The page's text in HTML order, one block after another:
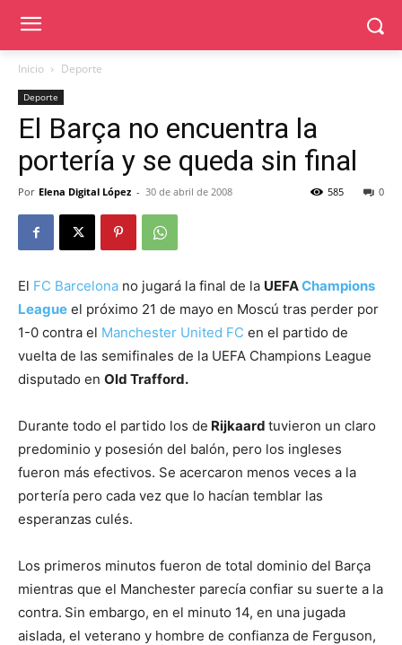
Inicio Deporte
Deporte
El Barça no encuentra la
portería y se queda sin final
Por Elena Digital López - 30 de abril de 2008 0
585
El FC Barcelona no jugará la final de la UEFAChampions
League el próximo 21 de mayo en Moscú tras perder por
1-0 contra el Manchester United FC en el partido de
vuelta de las semifinales de la UEFA Champions League
disputado en Old Trafford.
Durante todo el partido los de Rijkaard tuvieron un claro
predominio y posesión del balón, pero los ingleses
fueron más efectivos. Se acercaron menos veces a la
portería pero cada vez que lo hacían temblar las
esperanzas culés.
Los primeros minutos fueron de total dominio del Barça
mientras que el Manchester parecía confiar su suerte a la
contra. Sin embargo, en el minuto 14, en una jugada
aislada, el veterano y hombre de confianza de Ferguson,